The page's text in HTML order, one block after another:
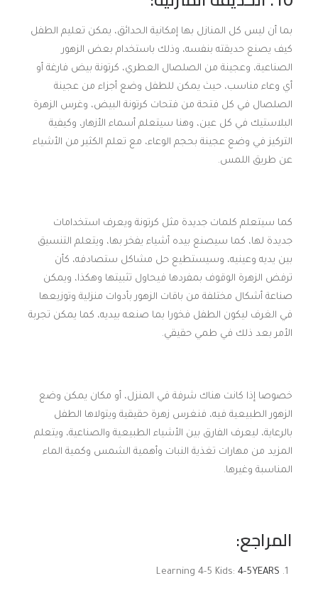
بما أن ليس كل المنازل بها إمكانية الحدائق، يمكن تعليم الطفل
كيف يصنع حديقته بنفسه، وذلك باستخدام بعض الزهور
الصناعية، وعجينة من الصلصال العطري، كرتونة بيض فارغة أو
أي وعاء مناسب، حيث يمكن للطفل وضع أجزاء من عجينة
الصلصال في كل فتحة من فتحات كرتونة البيض، وغرس الزهرة
البلاستيك في كل عين، وهنا سيتعلم أسماء الأزهار، وكيفية
التركيز في وضع عجينة بحجم الوعاء، مع تعلم الكثير من الأشياء
عن طريق اللمس.
كما سيتعلم كلمات جديدة مثل كرتونة ويعرف استخدامات
جديدة لها، كما سيصنع بيده أشياء يفخر بها، ويتعلم التنسيق
بين يديه وعينيه، وسيستطيع حل مشاكل ستصادفه، كأن
ترفض الزهرة الوقوف بمفردها فيحاول تثبيتها وهكذا، ويمكن
صناعة أشكال مختلفة من باقات الزهور بأدوات منزلية وتوزيعها
في الغرف ليكون الطفل فخورا بما صنعه بيديه، كما يمكن تجربة
الأمر بعد ذلك في طمي حقيقي.
خصوصا إذا كانت هناك شرفة في المنزل، أو مكان يمكن وضع
الزهور الطبيعية فيه، فنغرس زهرة حقيقية ويتولاها الطفل
بالرعاية، ليعرف الفارق بين الأشياء الطبيعية والصناعية، ويتعلم
المزيد من مهارات تغذية النبات وأهمية الشمس وكمية الماء
المناسبة وغيرها.
المراجع:
Learning 4-5 Kids: 4-5YEARS